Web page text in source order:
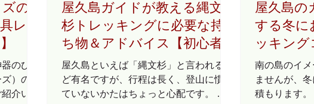
柱杉」
ッキ
間、歩
1000
代目の
推定
の
レン
のひと
）の履
介いた
屋久島ガイドが教える縄文
杉トレッキングに必要な持
ち物＆アドバイス【初心者
向け】
屋久島といえば「縄文杉」と言われるほ
ど有名ですが、行程は長く、登山に慣れ
ていないかたはちょっと心配です。 こ
屋久島の
する冬に
ッキング
南の島のイメ
ませんが、
積もります。